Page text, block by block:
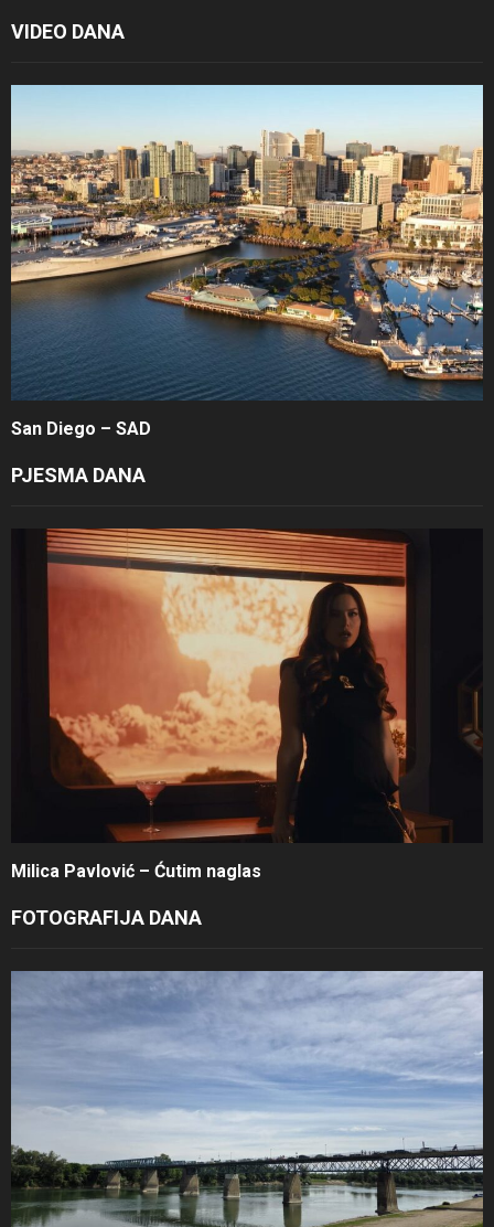
VIDEO DANA
San Diego – SAD
PJESMA DANA
Milica Pavlović – Ćutim naglas
FOTOGRAFIJA DANA